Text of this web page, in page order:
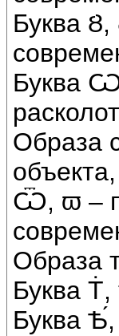
Буква
Буква
Образа
Ѿ, ϖ –
Образа
Буква
Буква